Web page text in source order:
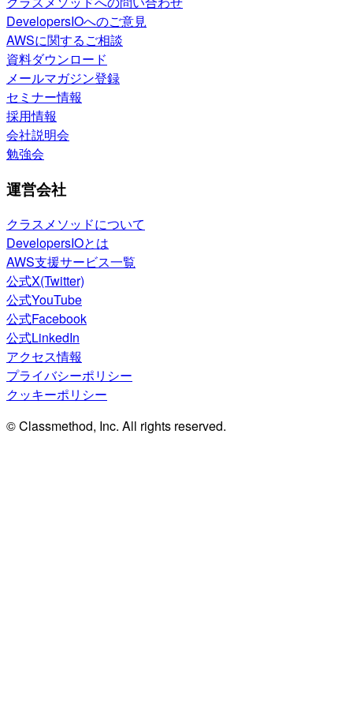
DevelopersIOへのご意見
AWSに関するご相談
資料ダウンロード
メールマガジン登録
セミナー情報
採用情報
会社説明会
勉強会
運営会社
クラスメソッドについて
DevelopersIOとは
AWS支援サービス一覧
公式X(Twitter)
公式YouTube
公式Facebook
公式LinkedIn
アクセス情報
プライバシーポリシー
クッキーポリシー
© Classmethod, Inc. All rights reserved.